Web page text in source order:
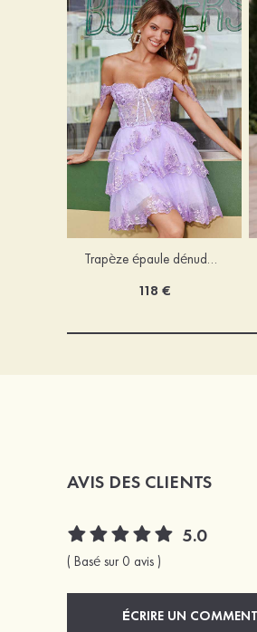
Trapèze épaule dénudée tulle courte/mini robe de fête de la rentrée avec paillettes
118 €
AVIS DES CLIENTS
5.0
( Basé sur 0 avis )
ÉCRIRE UN